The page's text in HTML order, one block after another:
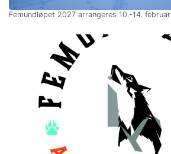
Femundløpet 2027 arrangeres 10.-14. februar